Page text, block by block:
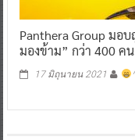
Panthera Group มอ
มองข้าม” กว่า 400 คน
17 มิถุนายน 2021